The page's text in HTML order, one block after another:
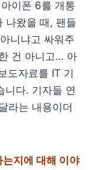
이폰 6를 개통
나왔을 때, 팬들
니냐고 싸워주
건 아니고… 아
도자료를 IT 기
니다. 기자들 연
라는 내용이더
지에 대해 이야